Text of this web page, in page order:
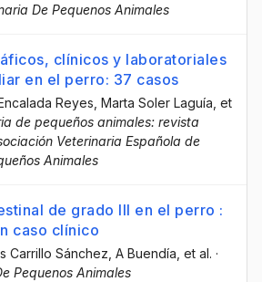
De Pequenos Animales
clínicos y laboratoriales
en el perro: 37 casos
Reyes , Marta Soler Laguía , et
de pequeños animales: revista
Veterinaria Española de
Animales
de grado III en el perro :
caso clínico
Carrillo Sánchez , A Buendía , et al. ·
Pequenos Animales